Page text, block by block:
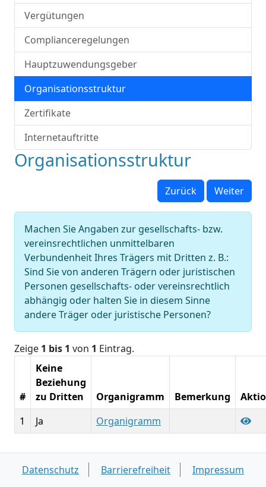
Vergütungen
Complianceregelungen
Hauptzuwendungsgeber
Organisationsstruktur
Zertifikate
Internetauftritte
Organisationsstruktur
Zurück Weiter
Machen Sie Angaben zur gesellschafts- bzw.
vereinsrechtlichen unmittelbaren
Verbundenheit Ihres Trägers mit Dritten z. B.:
Sind Sie von anderen Trägern oder juristischen
Personen gesellschafts- oder vereinsrechtlich
abhängig oder halten Sie in diesem Sinne
andere Träger oder juristische Personen?
Zeige 1 bis 1 von 1 Eintrag.
#
Keine
Beziehung
zu Dritten
Organigramm Bemerkung
1
Ja Organigramm
Datenschutz Barrierefreiheit Impressum